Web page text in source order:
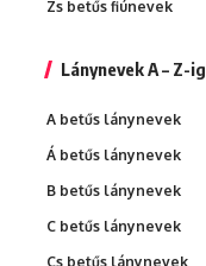
Zs betűs fiúnevek
Lánynevek A – Z-ig
A betűs lánynevek
Á betűs lánynevek
B betűs lánynevek
C betűs lánynevek
Cs betűs lánynevek